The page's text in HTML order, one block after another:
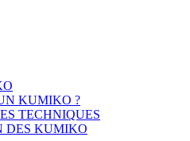
KUMIKO ?
TECHNIQUES
DES KUMIKO